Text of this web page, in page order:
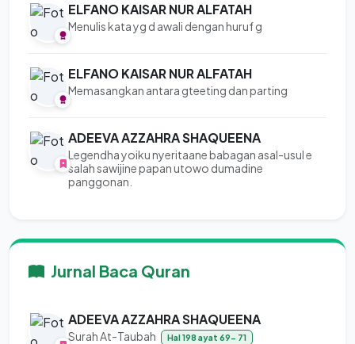
ELFANO KAISAR NUR ALFATAH
Menulis kata yg d awali dengan huruf g
ELFANO KAISAR NUR ALFATAH
Memasangkan antara gteeting dan parting
ADEEVA AZZAHRA SHAQUEENA
Legendha yoiku nyeritaane babagan asal-usul e
salah sawijine papan utowo dumadine
panggonan.
Jurnal Baca Quran
ADEEVA AZZAHRA SHAQUEENA
Surah At-Taubah Hal 198 ayat 69- 71